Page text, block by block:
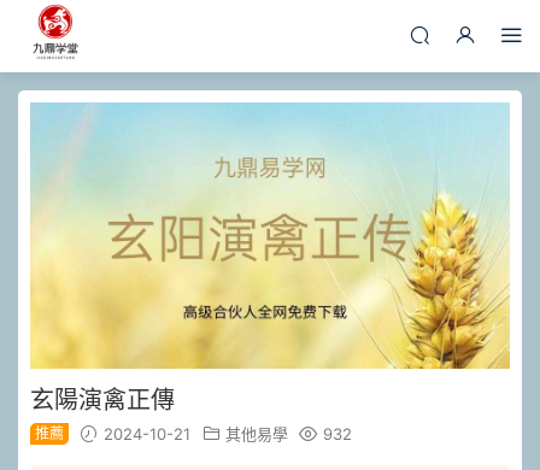
玄陽演禽正傳
推薦 2024-10-21 其他易學 932